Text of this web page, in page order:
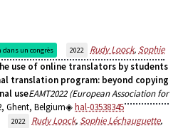
un congrès 2022 Rudy Loock, Sophie
use of online translators by students
translation program: beyond copying
useEAMT2022 (European Association for
Ghent, Belgium hal-03538345
2022 Rudy Loock, Sophie Léchauguette,